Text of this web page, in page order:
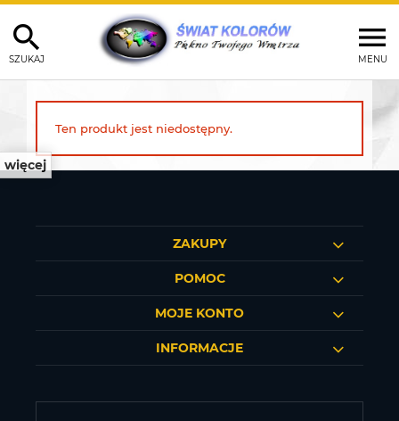
MENU
SZUKAJ
więcej
Ten produkt jest niedostępny.
ZAKUPY
POMOC
MOJE KONTO
INFORMACJE